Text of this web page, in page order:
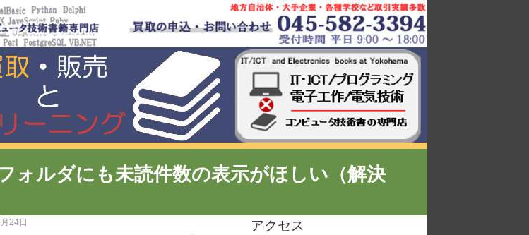
ォルダにも未読件数の表示がほしい（解決
24日 アクセス